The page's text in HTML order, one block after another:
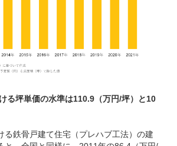
る坪単価の水準は110.9（万円/坪）と10
る鉄骨戸建て住宅（プレハブ工法）の建